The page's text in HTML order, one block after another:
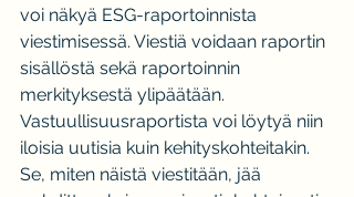
voi näkyä ESG-raportoinnista
viestimisessä. Viestiä voidaan raportin
sisällöstä sekä raportoinnin
merkityksestä ylipäätään.
Vastuullisuusraportista voi löytyä niin
iloisia uutisia kuin kehityskohteitakin.
Se, miten näistä viestitään, jää